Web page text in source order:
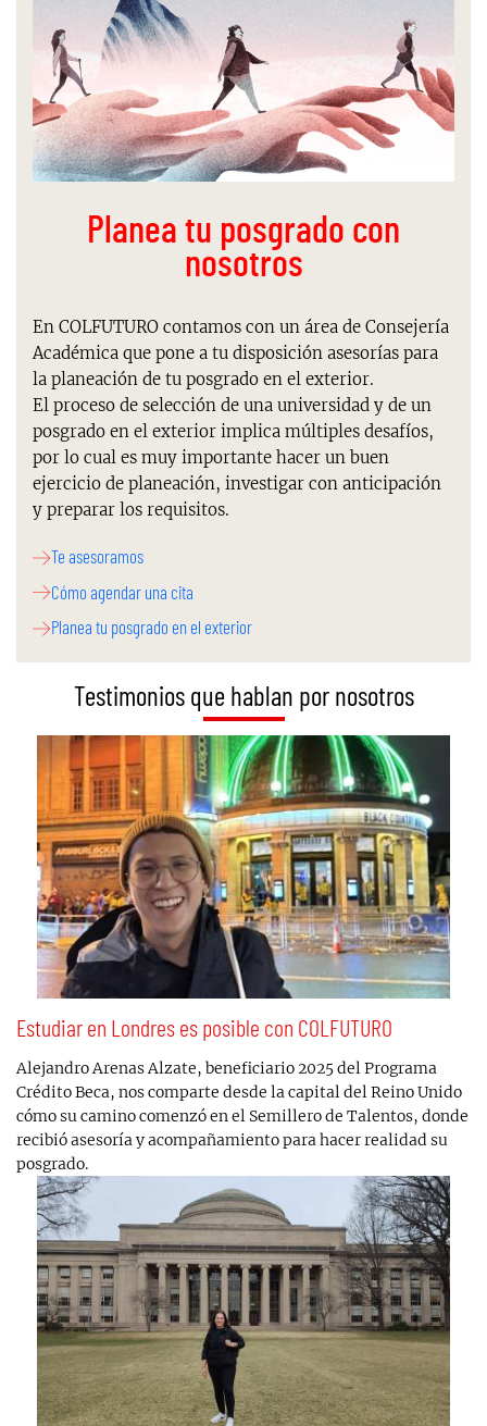
Planea tu posgrado con
nosotros
En COLFUTURO contamos con un área de Consejería
Académica que pone a tu disposición asesorías para
la planeación de tu posgrado en el exterior.
El proceso de selección de una universidad y de un
posgrado en el exterior implica múltiples desafíos,
por lo cual es muy importante hacer un buen
ejercicio de planeación, investigar con anticipación
y preparar los requisitos.
Te asesoramos
Cómo agendar una cita
Planea tu posgrado en el exterior
Testimonios que hablan por nosotros
Estudiar en Londres es posible con COLFUTURO
Alejandro Arenas Alzate, beneficiario 2025 del Programa
Crédito Beca, nos comparte desde la capital del Reino Unido
cómo su camino comenzó en el Semillero de Talentos, donde
recibió asesoría y acompañamiento para hacer realidad su
posgrado.